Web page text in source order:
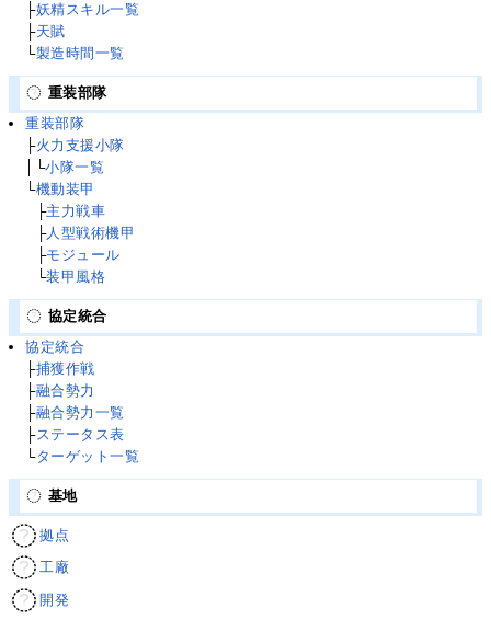
├妖精スキル一覧
├天賦
└製造時間一覧
重装部隊
重装部隊
├火力支援小隊
│└小隊一覧
└機動装甲
├主力戦車
├人型戦術機甲
├モジュール
└装甲風格
協定統合
協定統合
├捕獲作戦
├融合勢力
├融合勢力一覧
├ステータス表
└ターゲット一覧
基地
拠点
工廠
開発